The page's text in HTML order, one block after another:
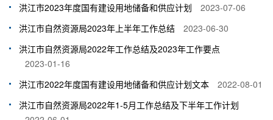
洪江市2023年度国有建设用地储备和供应计划
2023-07-06
洪江市自然资源局2023年上半年工作总结
2023-06-30
洪江市自然资源局2022年工作总结及2023年工作要点
2023-01-16
洪江市2022年度国有建设用地储备和供应计划文本
2022-08-01
洪江市自然资源局2022年1-5月工作总结及下半年工作计划